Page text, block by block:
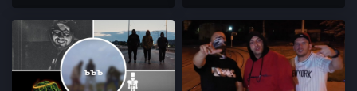
Dako x Simba x Fuego x
Trixter x Kriss